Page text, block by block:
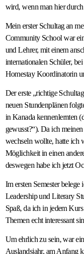
wird, wenn man hier
Mein erster Schultag an
Community School war
und Lehrer, mit einem
internationalen Schüler,
Homestay Koordinatorin
Der erste „richtige
neuen Stundenplänen
in Kanada kennenlernten
gewusst?“). Da ich
wechseln wollte, hatte ich
Möglichkeit in einen
deswegen habe ich jetzt
Im ersten Semester
Leadership und Literary
Spaß, da ich in jedem
Themen echt interessant
Um ehrlich zu sein, war
Auslandsjahr, am Anfang